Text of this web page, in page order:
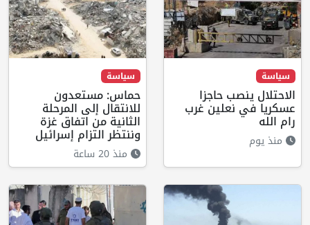
سياسة
الاحتلال ينصب حاجزا
عسكريا في نعلين غرب
رام الله
منذ يوم
سياسة
حماس: مستعدون
للانتقال إلى المرحلة
الثانية من اتفاق غزة
وننتظر التزام إسرائيل
منذ 20 ساعة